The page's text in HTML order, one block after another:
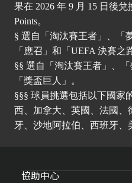
果在 2026 年 9 月 15 日後
Points。
§ 選自「淘汰賽王者」、「
「應召」和「UEFA 決賽之
§§ 選自「淘汰賽王者」、
「獎盃巨人」。
§§§ 球員挑選包括以下國家
西、加拿大、英國、法國
牙、沙地阿拉伯、西班牙、
協助中心